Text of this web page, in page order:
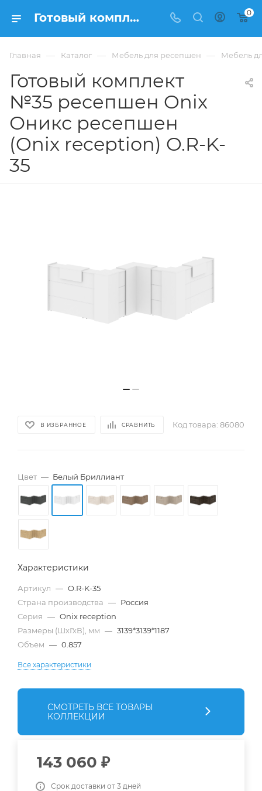
Готовый комплект №35 ресепшен Onix Оникс ресепшен (Onix reception) O.R-K-35 из ЛДСП купить в Москве, цена 143 060 ₽. - интернет-магазин ФРАНКОМ 0
Главная — Каталог — Мебель для ресепшен — Мебель
Готовый комплект
№35 ресепшен Onix
Оникс ресепшен
(Onix reception) O.R-K-
35
В ИЗБРАННОЕ СРАВНИТЬ Код товара: 86080
Цвет — Белый Бриллиант
Характеристики
Артикул — O.R-K-35
Страна производства — Россия
Серия — Onix reception
Размеры (ШхГхВ), мм — 3139*3139*1187
Объем — 0.857
Все характеристики
СМОТРЕТЬ ВСЕ ТОВАРЫ
КОЛЛЕКЦИИ
143 060 ₽
Срок доставки от 3 дней